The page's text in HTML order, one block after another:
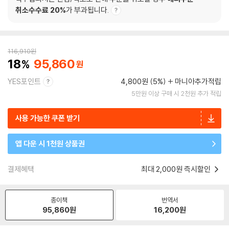
취소수수료 20%가 부과됩니다.
116,910원
18 95,860
YES포인트 4,800원 (5%) 마니아추가적립
5만원 이상 구매 시 2천원 추가 적립
사용 가능한 쿠폰 받기
앱 다운 시 1천원 상품권
결제혜택 최대 2,000원 즉시할인
종이책
95,860원
번역서
16,200원